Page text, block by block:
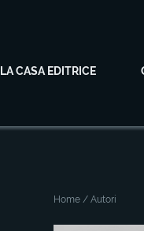
LA CASA EDITRICE
Home / Autori